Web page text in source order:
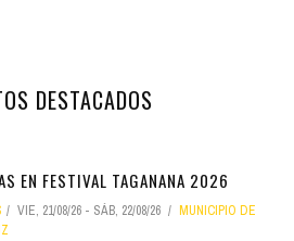
DESTACADOS
EN FESTIVAL TAGANANA 2026
VIE, 21/08/26 - SÁB, 22/08/26
MUNICIPIO DE